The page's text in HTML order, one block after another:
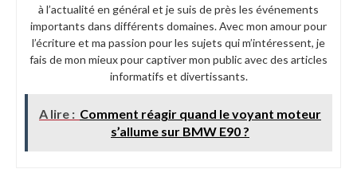
à l’actualité en général et je suis de près les événements
importants dans différents domaines. Avec mon amour pour
l’écriture et ma passion pour les sujets qui m’intéressent, je
fais de mon mieux pour captiver mon public avec des articles
informatifs et divertissants.
A lire : Comment réagir quand le voyant moteur
s’allume sur BMW E90 ?